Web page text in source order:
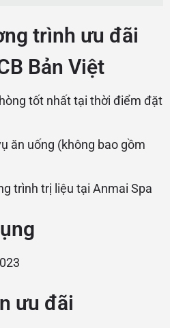
trình ưu đãi
Bản Việt
tốt nhất tại thời điểm đặt
ăn uống (không bao gồm
trình trị liệu tại Anmai Spa
ưu đãi